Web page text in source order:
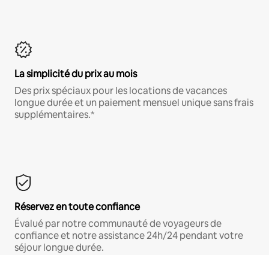
La simplicité du prix au mois
Des prix spéciaux pour les locations de vacances
longue durée et un paiement mensuel unique sans frais
supplémentaires.*
Réservez en toute confiance
Évalué par notre communauté de voyageurs de
confiance et notre assistance 24h/24 pendant votre
séjour longue durée.